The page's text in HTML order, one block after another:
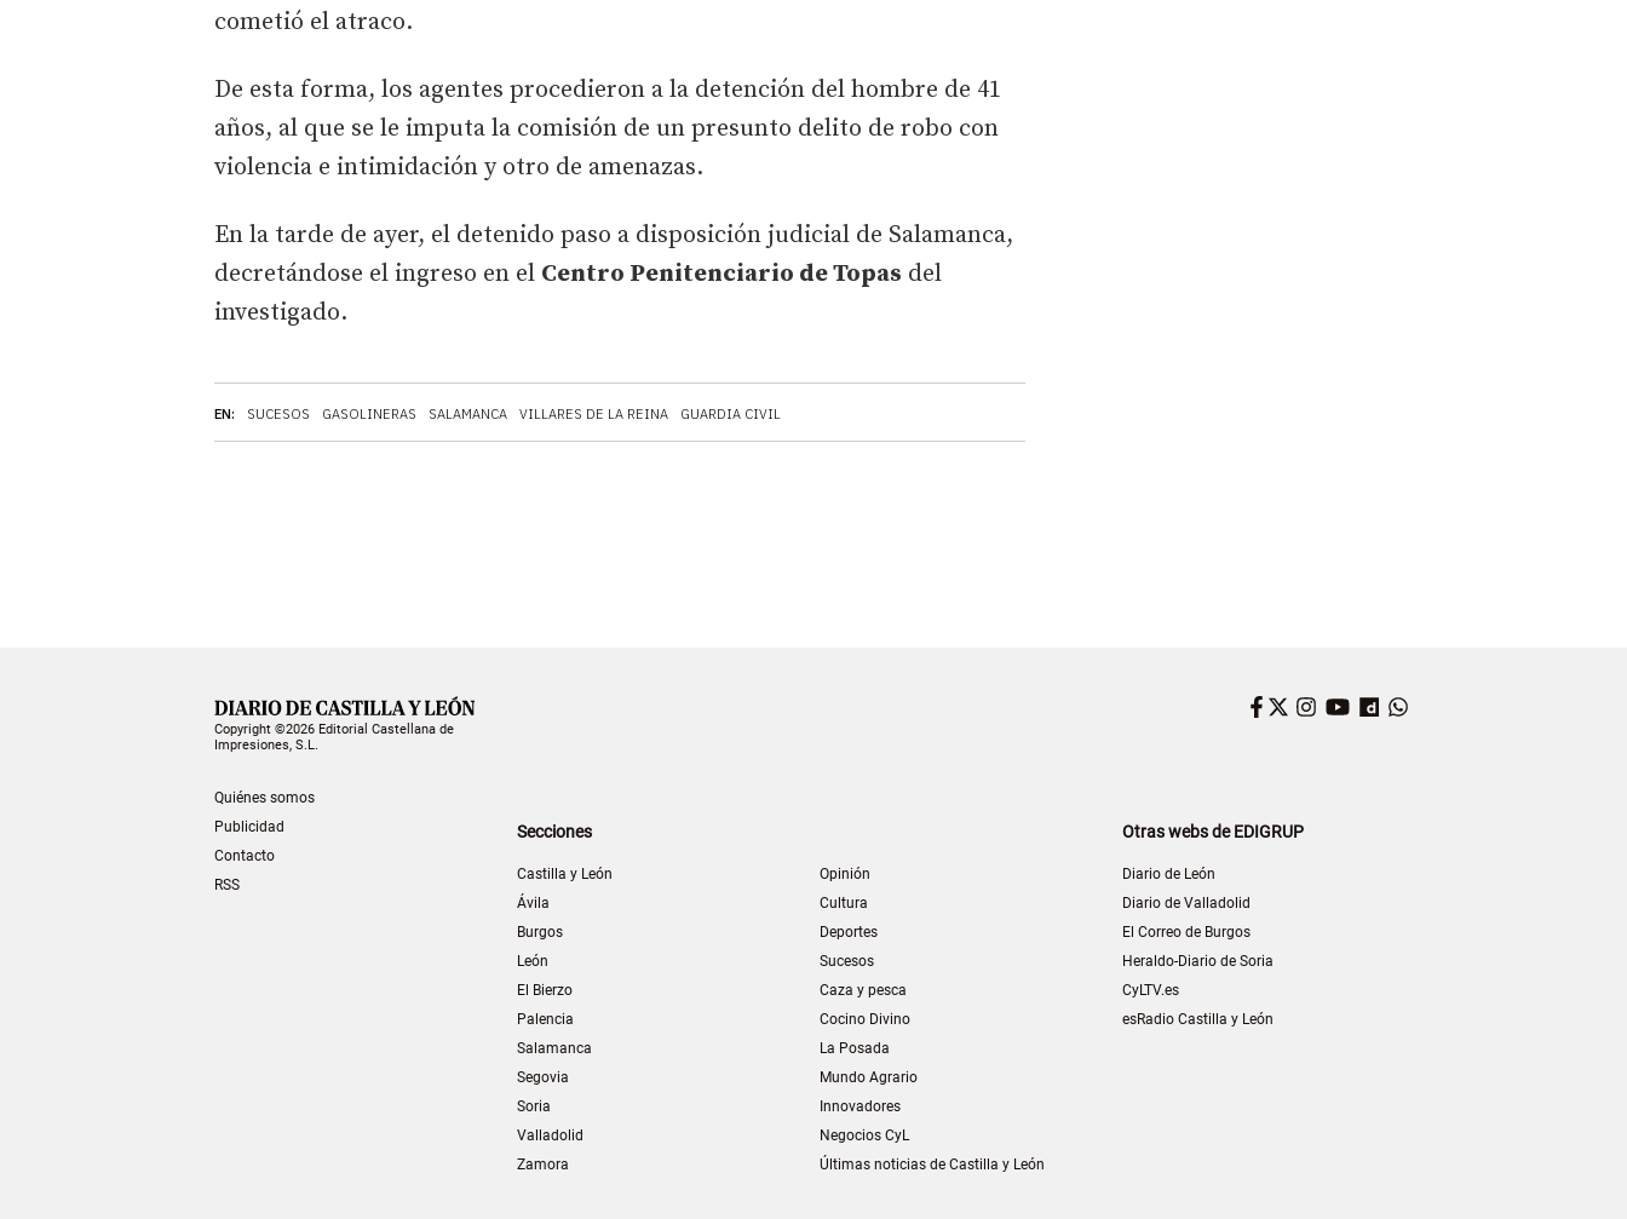
EN: SUCESOS GASOLINERAS SALAMANCA VILLARES DE LA REINA GUARDIA CIVIL
cometió el atraco.
De esta forma, los agentes procedieron a la detención del hombre de 41
años, al que se le imputa la comisión de un presunto delito de robo con
violencia e intimidación y otro de amenazas.
En la tarde de ayer, el detenido paso a disposición judicial de Salamanca,
decretándose el ingreso en el Centro Penitenciario de Topas del
investigado.
Copyright ©2026 Editorial Castellana de
Impresiones, S.L.
Quiénes somos
Publicidad
Contacto
RSS
Facebook
Twitter
Instagram
YouTube
Dailymotion
Secciones
Castilla y León
Ávila
Burgos
León
El Bierzo
Palencia
Salamanca
Segovia
Soria
Valladolid
Zamora
Opinión
Cultura
Deportes
Sucesos
Caza y pesca
Cocino Divino
La Posada
Mundo Agrario
Innovadores
Negocios CyL
Últimas noticias de Castilla y León
Otras webs de EDIGRUP
Diario de León
Diario de Valladolid
El Correo de Burgos
Heraldo-Diario de Soria
CyLTV.es
esRadio Castilla y León